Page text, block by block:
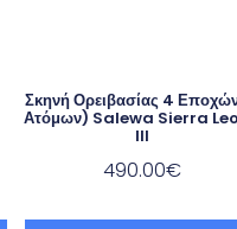
Σκηνή Ορειβασίας 4
Ατόμων) Salewa Sierra
III
490.00€